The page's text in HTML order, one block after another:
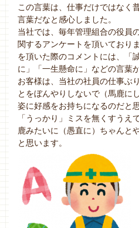
この言葉は、仕事だけではなく
言葉だなと感心しました。
当社では、毎年管理組合の役員
関するアンケートを頂いており
を頂いた際のコメントには、「
に」「一生懸命に」などの言葉
お客様は、当社の社員の仕事ぶ
とをぼんやりしないで（馬鹿に
姿に好感をお持ちになるのだと
「うっかり」ミスを無くすうえ
鹿みたいに（愚直に）ちゃんと
と思います。